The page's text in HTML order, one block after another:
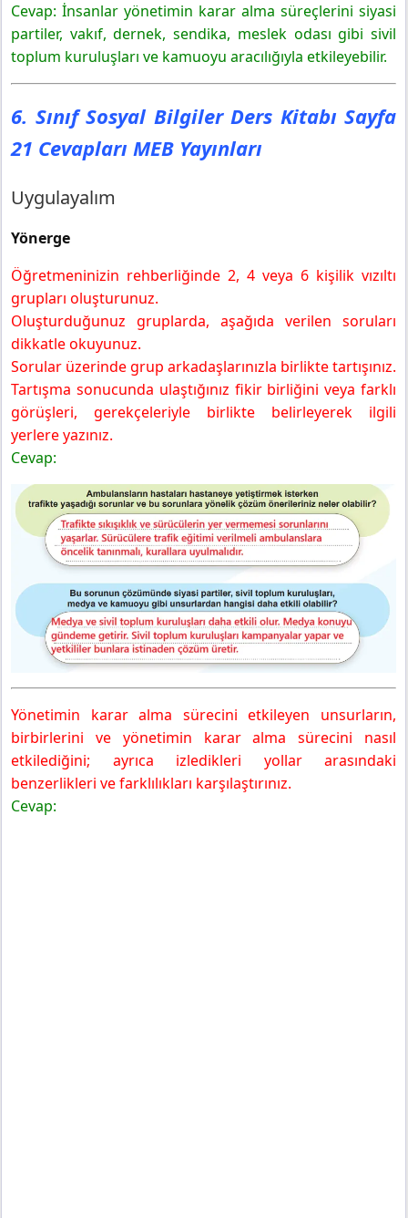
Cevap: İnsanlar yönetimin karar alma süreçlerini siyasi
partiler, vakıf, dernek, sendika, meslek odası gibi sivil
toplum kuruluşları ve kamuoyu aracılığıyla etkileyebilir.
6. Sınıf Sosyal Bilgiler Ders Kitabı Sayfa
21 Cevapları MEB Yayınları
Uygulayalım
Yönerge
Öğretmeninizin rehberliğinde 2, 4 veya 6 kişilik vızıltı
grupları oluşturunuz.
Oluşturduğunuz gruplarda, aşağıda verilen soruları
dikkatle okuyunuz.
Sorular üzerinde grup arkadaşlarınızla birlikte tartışınız.
Tartışma sonucunda ulaştığınız fikir birliğini veya farklı
görüşleri, gerekçeleriyle birlikte belirleyerek ilgili
yerlere yazınız.
Cevap:
Yönetimin karar alma sürecini etkileyen unsurların,
birbirlerini ve yönetimin karar alma sürecini nasıl
etkilediğini; ayrıca izledikleri yollar arasındaki
benzerlikleri ve farklılıkları karşılaştırınız.
Cevap: